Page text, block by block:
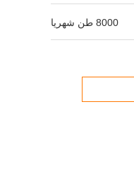
8000 طن شهريا